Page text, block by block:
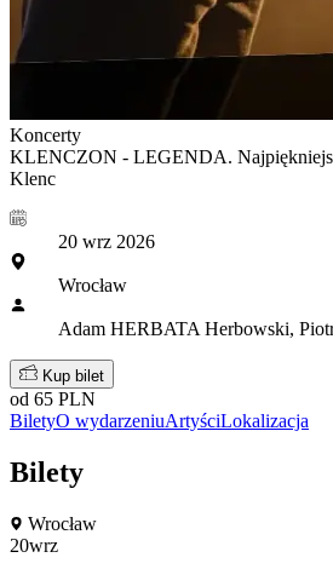
Koncerty
KLENCZON - LEGENDA.
Klenc
20 wrz 2026
Wrocław
Adam HERBATA Herbowski,
Kup bilet
od 65 PLN
BiletyO wydarzeniuArtyściLokalizacja
Bilety
Wrocław
20wrz